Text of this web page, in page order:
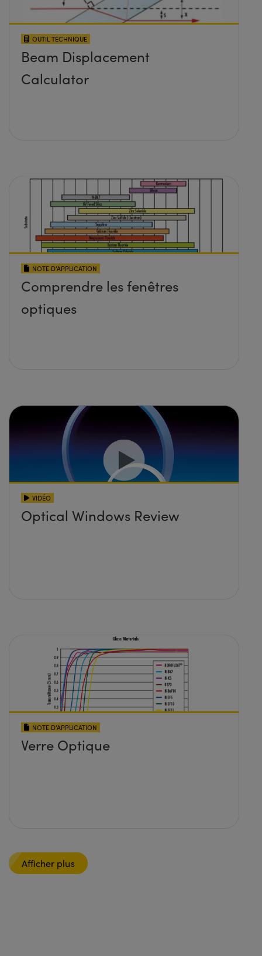
OUTIL TECHNIQUE
Beam Displacement
Calculator
NOTE D’APPLICATION
Comprendre les fenêtres
optiques
VIDÉO
Optical Windows Review
NOTE D’APPLICATION
Verre Optique
Afficher plus